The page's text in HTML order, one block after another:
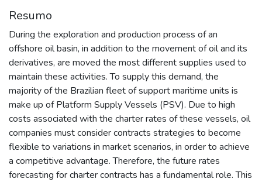
Resumo
During the exploration and production process of an
offshore oil basin, in addition to the movement of oil and its
derivatives, are moved the most different supplies used to
maintain these activities. To supply this demand, the
majority of the Brazilian fleet of support maritime units is
make up of Platform Supply Vessels (PSV). Due to high
costs associated with the charter rates of these vessels, oil
companies must consider contracts strategies to become
flexible to variations in market scenarios, in order to achieve
a competitive advantage. Therefore, the future rates
forecasting for charter contracts has a fundamental role. This